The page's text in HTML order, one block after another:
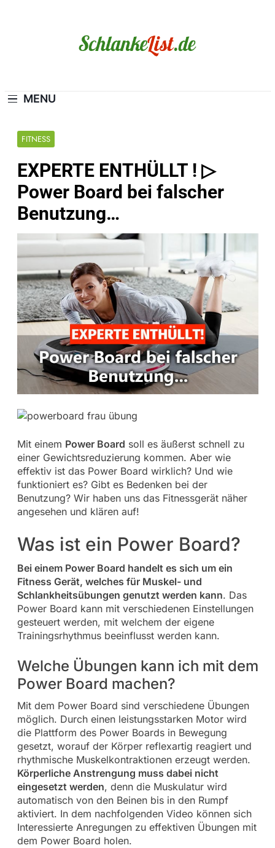
MENU
FITNESS
EXPERTE ENTHÜLLT ! ▷
Power Board bei falscher
Benutzung…
Mit einem Power Board soll es äußerst schnell zu
einer Gewichtsreduzierung kommen. Aber wie
effektiv ist das Power Board wirklich? Und wie
funktioniert es? Gibt es Bedenken bei der
Benutzung? Wir haben uns das Fitnessgerät näher
angesehen und klären auf!
Was ist ein Power Board?
Bei einem Power Board handelt es sich um ein
Fitness Gerät, welches für Muskel- und
Schlankheitsübungen genutzt werden kann. Das
Power Board kann mit verschiedenen Einstellungen
gesteuert werden, mit welchem der eigene
Trainingsrhythmus beeinflusst werden kann.
Welche Übungen kann ich mit dem
Power Board machen?
Mit dem Power Board sind verschiedene Übungen
möglich. Durch einen leistungsstarken Motor wird
die Plattform des Power Boards in Bewegung
gesetzt, worauf der Körper reflexartig reagiert und
rhythmische Muskelkontraktionen erzeugt werden.
Körperliche Anstrengung muss dabei nicht
eingesetzt werden, denn die Muskulatur wird
automatisch von den Beinen bis in den Rumpf
aktiviert. In dem nachfolgenden Video können sich
Interessierte Anregungen zu effektiven Übungen mit
dem Power Board holen.